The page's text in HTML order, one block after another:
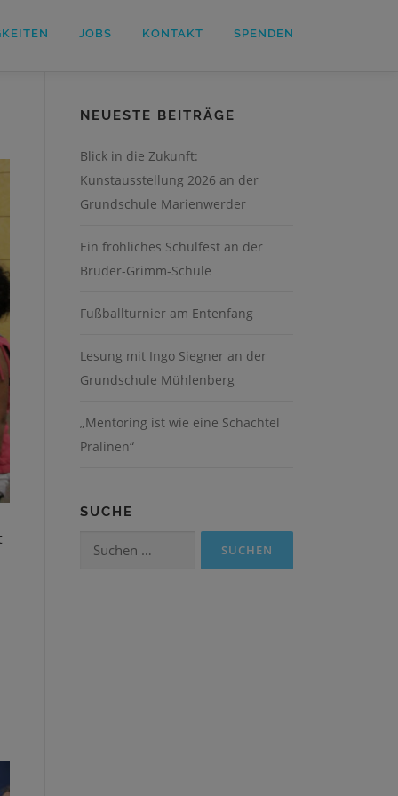
JOBS KONTAKT SPENDEN
NEUESTE BEITRÄGE
Blick in die Zukunft:
Kunstausstellung 2026 an der
Grundschule Marienwerder
Ein fröhliches Schulfest an der
Brüder-Grimm-Schule
Fußballturnier am Entenfang
Lesung mit Ingo Siegner an der
Grundschule Mühlenberg
„Mentoring ist wie eine Schachtel
Pralinen“
SUCHE
Suchen